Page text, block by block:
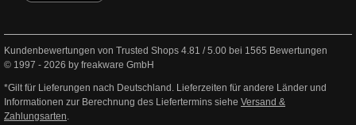
Kundenbewertungen von Trusted Shops 4.81 /5.00 bei 1565 Bewertungen
© 1997 - 2026 by freakware GmbH
*Gilt für Lieferungen nach Deutschland. Lieferzeiten für andere Länder und
Informationen zur Berechnung des Liefertermins siehe Versand &
Zahlungsarten.